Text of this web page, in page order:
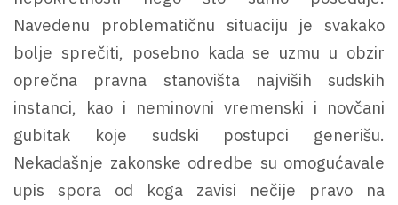
Navedenu problematičnu situaciju je svakako
bolje sprečiti, posebno kada se uzmu u obzir
oprečna pravna stanovišta najviših sudskih
instanci, kao i neminovni vremenski i novčani
gubitak koje sudski postupci generišu.
Nekadašnje zakonske odredbe su omogućavale
upis spora od koga zavisi nečije pravo na